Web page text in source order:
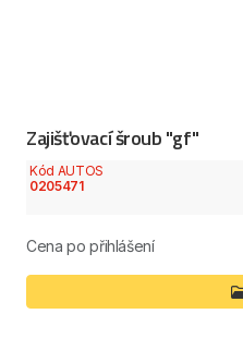
Zajišťovací šroub "gf"
Kód AUTOS
0205471
Cena po přihlášení